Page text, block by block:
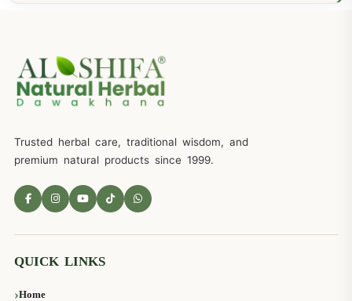
Trusted herbal care, traditional wisdom, and
premium natural products since 1999.
QUICK LINKS
Home